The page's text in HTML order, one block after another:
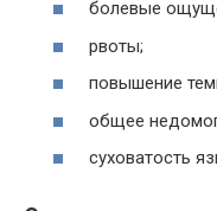
болевые
рвоты;
повышение
общее
суховатость